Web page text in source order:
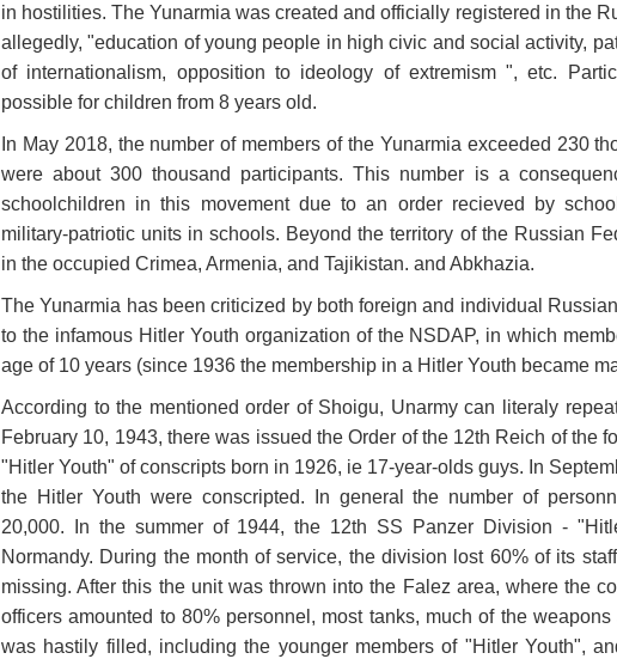
in hostilities. The Yunarmia was created and officially registered in the
allegedly, "education of young people in high civic and social activity,
of internationalism, opposition to ideology of extremism ", etc.
possible for children from 8 years old.
In May 2018, the number of members of the Yunarmia exceeded 230
were about 300 thousand participants. This number is a
schoolchildren in this movement due to an order recieved by
military-patriotic units in schools. Beyond the territory of the Russian
in the occupied Crimea, Armenia, and Tajikistan. and Abkhazia.
The Yunarmia has been criticized by both foreign and individual
to the infamous Hitler Youth organization of the NSDAP, in which
age of 10 years (since 1936 the membership in a Hitler Youth became
According to the mentioned order of Shoigu, Unarmy can literaly
February 10, 1943, there was issued the Order of the 12th Reich of the
"Hitler Youth" of conscripts born in 1926, ie 17-year-olds guys. In
the Hitler Youth were conscripted. In general the number of
20,000. In the summer of 1944, the 12th SS Panzer Division -
Normandy. During the month of service, the division lost 60% of its
missing. After this the unit was thrown into the Falez area, where the
officers amounted to 80% personnel, most tanks, much of the
was hastily filled, including the younger members of "Hitler Youth",